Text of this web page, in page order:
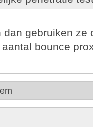
gebruiken ze
bounce